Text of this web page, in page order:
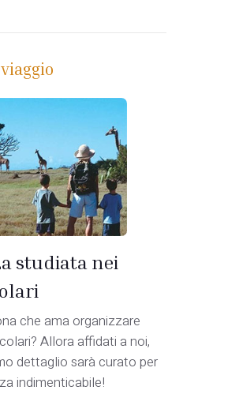
studiata nei
che ama organizzare
Allora affidati a noi,
dettaglio sarà curato per
indimenticabile!